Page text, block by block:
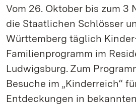
Vom 26. Oktober bis zum 3
die Staatlichen Schlösser
Württemberg täglich
Familienprogramm im
Ludwigsburg. Zum
Besuche im „Kinderreich“
Entdeckungen in